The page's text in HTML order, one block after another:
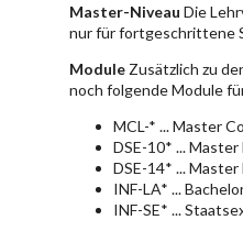
Master-Niveau Die
nur für fortgeschrittene
Module Zusätzlich zu
noch folgende Module
MCL-* ... Master
DSE-10* ...
DSE-14* ...
INF-LA* ...
INF-SE* ...